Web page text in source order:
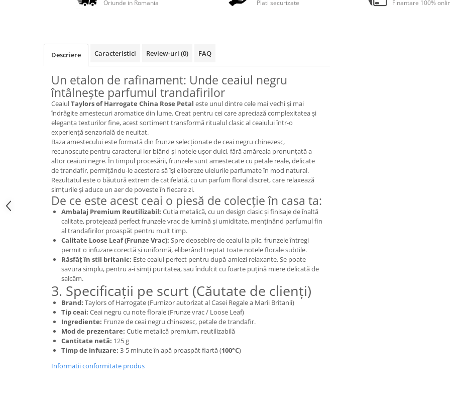
Stabilizatoare tensiune
Piese schimb espressoare
Accesorii si intretinere
Oriunde in Romania Plati securizate Finantare 100%
Descriere Caracteristici Review-uri (0) FAQ
Un etalon de rafinament: Unde ceaiul negru
întâlnește parfumul trandafirilor
CeaiulTaylors of Harrogate China Rose Petal este unul dintre cele mai vechi și mai
îndrăgite amestecuri aromatice din lume. Creat pentru cei care apreciază complexitatea și
eleganța texturilor fine, acest sortiment transformă ritualul clasic al ceaiului într-o
experiență senzorială de neuitat.
Baza amestecului este formată din frunze selecționate de ceai negru chinezesc,
recunoscute pentru caracterul lor blând și notele ușor dulci, fără amăreala pronunțată a
altor ceaiuri negre. În timpul procesării, frunzele sunt amestecate cu petale reale, delicate
de trandafir, permițându-le acestora să își elibereze uleiurile parfumate în mod natural.
Rezultatul este o băutură extrem de catifelată, cu un parfum floral discret, care relaxează
simțurile și aduce un aer de poveste în fiecare zi.
De ce este acest ceai o piesă de colecție în casa ta:
Ambalaj Premium Reutilizabil: Cutia metalică, cu un design clasic și finisaje de înaltă
calitate, protejează perfect frunzele vrac de lumină și umiditate, menținând parfumul fin
al trandafirilor proaspăt pentru mult timp.
Calitate Loose Leaf (Frunze Vrac): Spre deosebire de ceaiul la plic, frunzele întregi
permit o infuzare corectă și uniformă, eliberând treptat toate notele florale subtile.
Răsfăț în stil britanic: Este ceaiul perfect pentru după-amiezi relaxante. Se poate
savura simplu, pentru a-i simți puritatea, sau îndulcit cu foarte puțină miere delicată de
salcâm.
3. Specificații pe scurt (Căutate de clienți)
Brand: Taylors of Harrogate (Furnizor autorizat al Casei Regale a Marii Britanii)
Tip ceai: Ceai negru cu note florale (Frunze vrac / Loose Leaf)
Ingrediente: Frunze de ceai negru chinezesc, petale de trandafir.
Mod de prezentare: Cutie metalică premium, reutilizabilă
Cantitate netă: 125 g
Timp de infuzare: 3-5 minute în apă proaspăt fiartă (100°C)
Informatii conformitate produs